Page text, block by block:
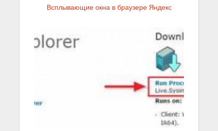
Всплывающие окна в браузере Яндекс